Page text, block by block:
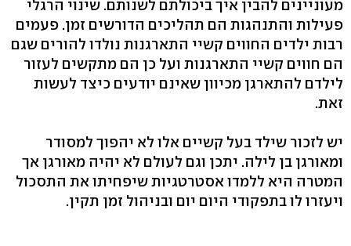
מעוניינים להבין איך ביכולתם לשנותם. שינוי הרגלי
פעילות והתנהגות הם תהליכים הדורשים זמן. פעמים
רבות ילדים החווים קשיי התארגנות נולדו להורים שגם
הם חווים קשיי התארגנות ועל כן הם מתקשים לעזור
לילדם להתארגן מכיוון שאינם יודעים כיצד לעשות
זאת.
יש לזכור שילד בעל קשיים אלו לא יהפוך למסודר
ומאורגן בן לילה. יתכן וגם לעולם לא יהיה מאורגן אך
המטרה היא ללמדו אסטרטגיות שיפחיתו את התסכול
ויעזרו לו בתפקודי היום יום ובניהול זמן תקין.